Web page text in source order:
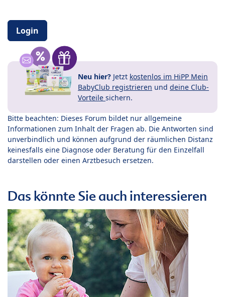
Login
Neu hier? Jetzt kostenlos im HiPP Mein
BabyClub registrieren und deine Club-
Vorteile sichern.
Bitte beachten: Dieses Forum bildet nur allgemeine
Informationen zum Inhalt der Fragen ab. Die Antworten sind
unverbindlich und können aufgrund der räumlichen Distanz
keinesfalls eine Diagnose oder Beratung für den Einzelfall
darstellen oder einen Arztbesuch ersetzen.
Das könnte Sie auch interessieren